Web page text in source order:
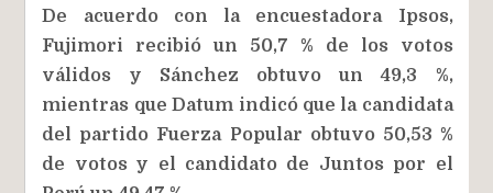
De acuerdo con la encuestadora Ipsos,
Fujimori recibió un 50,7 % de los votos
válidos y Sánchez obtuvo un 49,3 %,
mientras que Datum indicó que la candidata
del partido Fuerza Popular obtuvo 50,53 %
de votos y el candidato de Juntos por el